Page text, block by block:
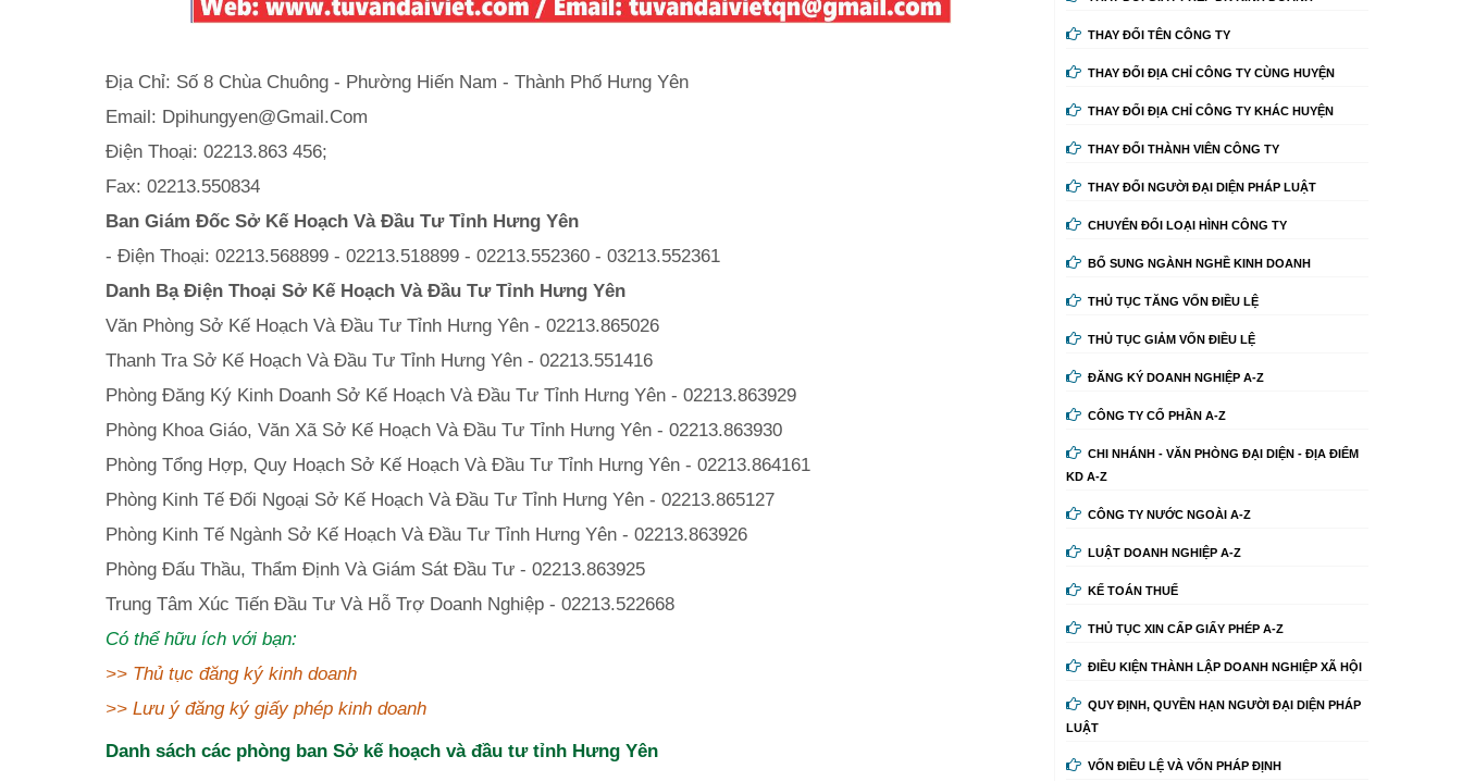
Địa Chỉ: Số 8 Chùa Chuông - Phường Hiến Nam - Thành Phố Hưng Yên
Email: Dpihungyen@Gmail.Com
Điện Thoại: 02213.863 456;
Fax: 02213.550834
Ban Giám Đốc Sở Kế Hoạch Và Đầu Tư Tỉnh Hưng Yên
- Điện Thoại: 02213.568899 - 02213.518899 - 02213.552360 - 03213.552361
Danh Bạ Điện Thoại Sở Kế Hoạch Và Đầu Tư Tỉnh Hưng Yên
Văn Phòng Sở Kế Hoạch Và Đầu Tư Tỉnh Hưng Yên - 02213.865026
Thanh Tra Sở Kế Hoạch Và Đầu Tư Tỉnh Hưng Yên - 02213.551416
Phòng Đăng Ký Kinh Doanh Sở Kế Hoạch Và Đầu Tư Tỉnh Hưng Yên - 02213.863929
Phòng Khoa Giáo, Văn Xã Sở Kế Hoạch Và Đầu Tư Tỉnh Hưng Yên - 02213.863930
Phòng Tổng Hợp, Quy Hoạch Sở Kế Hoạch Và Đầu Tư Tỉnh Hưng Yên - 02213.864161
Phòng Kinh Tế Đối Ngoại Sở Kế Hoạch Và Đầu Tư Tỉnh Hưng Yên - 02213.865127
Phòng Kinh Tế Ngành Sở Kế Hoạch Và Đầu Tư Tỉnh Hưng Yên - 02213.863926
Phòng Đấu Thầu, Thẩm Định Và Giám Sát Đầu Tư - 02213.863925
Trung Tâm Xúc Tiến Đầu Tư Và Hỗ Trợ Doanh Nghiệp - 02213.522668
Có thể hữu ích với bạn:
>> Thủ tục đăng ký kinh doanh
>> Lưu ý đăng ký giấy phép kinh doanh
Danh sách các phòng ban Sở kế hoạch và đầu tư tỉnh Hưng Yên
THAY ĐỔI TÊN CÔNG TY
THAY ĐỔI ĐỊA CHỈ CÔNG TY CÙNG HUYỆN
THAY ĐỔI ĐỊA CHỈ CÔNG TY KHÁC HUYỆN
THAY ĐỔI THÀNH VIÊN CÔNG TY
THAY ĐỔI NGƯỜI ĐẠI DIỆN PHÁP LUẬT
CHUYỂN ĐỔI LOẠI HÌNH CÔNG TY
BỔ SUNG NGÀNH NGHỀ KINH DOANH
THỦ TỤC TĂNG VỐN ĐIỀU LỆ
THỦ TỤC GIẢM VỐN ĐIỀU LỆ
ĐĂNG KÝ DOANH NGHIỆP A-Z
CÔNG TY CỔ PHẦN A-Z
CHI NHÁNH - VĂN PHÒNG ĐẠI DIỆN - ĐỊA ĐIỂM
KD A-Z
CÔNG TY NƯỚC NGOÀI A-Z
LUẬT DOANH NGHIỆP A-Z
KẾ TOÁN THUẾ
THỦ TỤC XIN CẤP GIẤY PHÉP A-Z
ĐIỀU KIỆN THÀNH LẬP DOANH NGHIỆP XÃ HỘI
QUY ĐỊNH, QUYỀN HẠN NGƯỜI ĐẠI DIỆN PHÁP
LUẬT
VỐN ĐIỀU LỆ VÀ VỐN PHÁP ĐỊNH